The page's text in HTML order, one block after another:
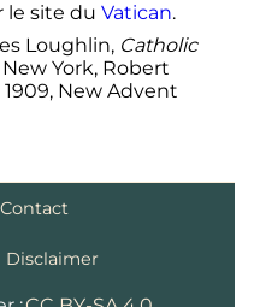
le site du Vatican.
Loughlin, Catholic
New York, Robert
New Advent
Contact
Disclaimer